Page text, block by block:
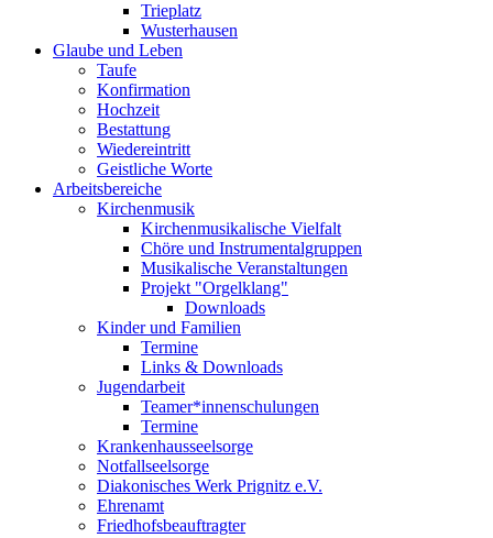
Trieplatz
Wusterhausen
Glaube und Leben
Taufe
Konfirmation
Hochzeit
Bestattung
Wiedereintritt
Geistliche Worte
Arbeitsbereiche
Kirchenmusik
Kirchenmusikalische Vielfalt
Chöre und Instrumentalgruppen
Musikalische Veranstaltungen
Projekt "Orgelklang"
Downloads
Kinder und Familien
Termine
Links & Downloads
Jugendarbeit
Teamer*innenschulungen
Termine
Krankenhausseelsorge
Notfallseelsorge
Diakonisches Werk Prignitz e.V.
Ehrenamt
Friedhofsbeauftragter